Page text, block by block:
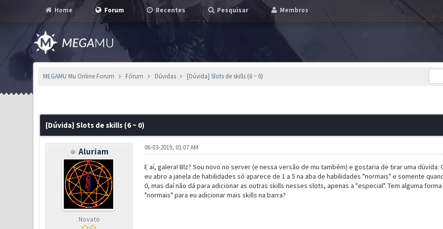
Home Forum Recentes Pesquisar Membros
MEGAMU Mu Online Forum Fórum Dúvidas [Dúvida] Slots de skills (6 ~ 0)
[Dúvida] Slots de skills (6 ~ 0)
Aluriam
Novato
06-03-2019, 01:07 AM
E aí, galera! Blz? Sou novo no server (e nessa versão de mu também) e gostaria de tirar uma
eu abro a janela de habilidades só aparece de 1 a 5 na aba de habilidades "normais" e somente
0, mas daí não dá para adicionar as outras skills nesses slots, apenas a "especial". Tem alguma
"normais" para eu adicionar mais skills na barra?